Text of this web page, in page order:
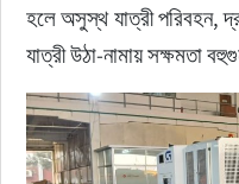
হলে অসুস্থ যাত্রী পরিবহন,
যাত্রী উঠা-নামায় সক্ষমতা